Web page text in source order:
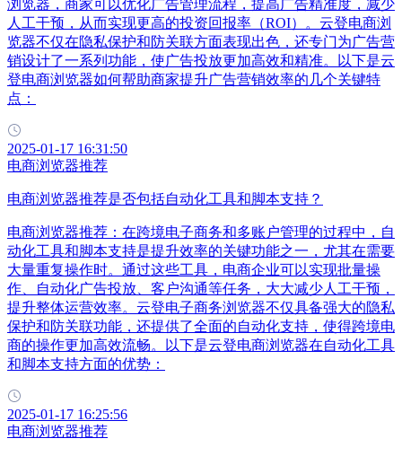
浏览器，商家可以优化广告管理流程，提高广告精准度，减少
人工干预，从而实现更高的投资回报率（ROI）。云登电商浏
览器不仅在隐私保护和防关联方面表现出色，还专门为广告营
销设计了一系列功能，使广告投放更加高效和精准。以下是云
登电商浏览器如何帮助商家提升广告营销效率的几个关键特
点：
2025-01-17 16:31:50
电商浏览器推荐
电商浏览器推荐是否包括自动化工具和脚本支持？
电商浏览器推荐：在跨境电子商务和多账户管理的过程中，自
动化工具和脚本支持是提升效率的关键功能之一，尤其在需要
大量重复操作时。通过这些工具，电商企业可以实现批量操
作、自动化广告投放、客户沟通等任务，大大减少人工干预，
提升整体运营效率。云登电子商务浏览器不仅具备强大的隐私
保护和防关联功能，还提供了全面的自动化支持，使得跨境电
商的操作更加高效流畅。以下是云登电商浏览器在自动化工具
和脚本支持方面的优势：
2025-01-17 16:25:56
电商浏览器推荐